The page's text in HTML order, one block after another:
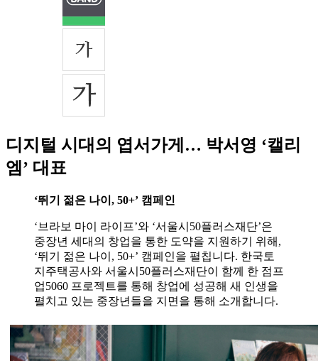
디지털 시대의 엽서가게… 박서영 ‘캘리
엠’ 대표
‘뛰기 젊은 나이, 50+’ 캠페인
‘브라보 마이 라이프’와 ‘서울시50플러스재단’은
중장년 세대의 창업을 통한 도약을 지원하기 위해,
‘뛰기 젊은 나이, 50+’ 캠페인을 펼칩니다. 한국토
지주택공사와 서울시50플러스재단이 함께 한 점프
업5060 프로젝트를 통해 창업에 성공해 새 인생을
펼치고 있는 중장년들을 지면을 통해 소개합니다.